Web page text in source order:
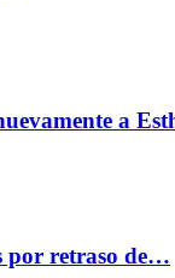
a
por retraso de…